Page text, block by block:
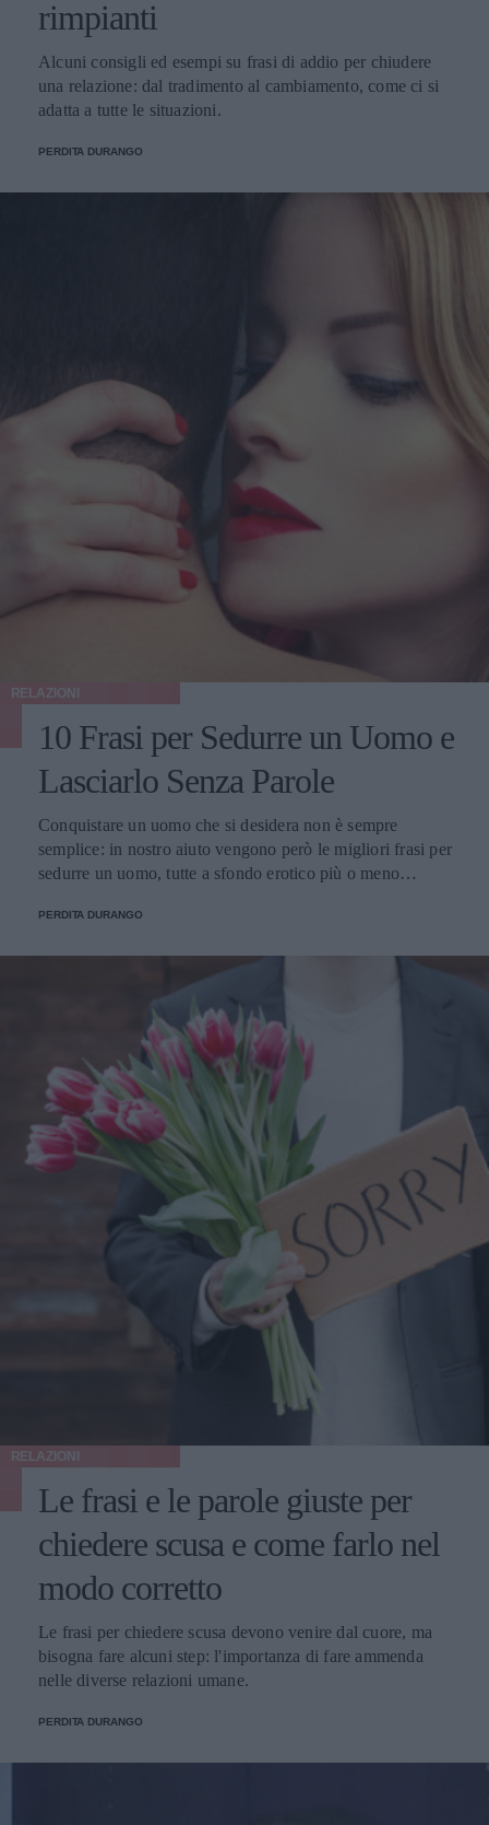
rimpianti
Alcuni consigli ed esempi su frasi di addio per chiudere
una relazione: dal tradimento al cambiamento, come ci si
adatta a tutte le situazioni.
PERDITA DURANGO
RELAZIONI
10 Frasi per Sedurre un Uomo e
Lasciarlo Senza Parole
Conquistare un uomo che si desidera non è sempre
semplice: in nostro aiuto vengono però le migliori frasi per
sedurre un uomo, tutte a sfondo erotico più o meno
PERDITA DURANGO
RELAZIONI
Le frasi e le parole giuste per
chiedere scusa e come farlo nel
modo corretto
Le frasi per chiedere scusa devono venire dal cuore, ma
bisogna fare alcuni step: l'importanza di fare ammenda
nelle diverse relazioni umane.
PERDITA DURANGO